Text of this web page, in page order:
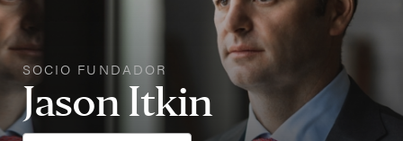
SOCIO FUNDADOR
Jason Itkin